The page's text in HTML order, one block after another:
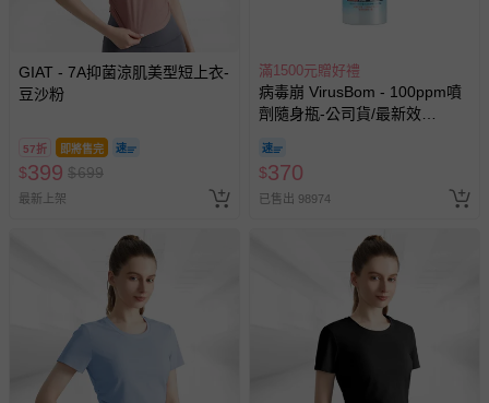
GIAT - 7A抑菌涼肌美型短上衣-
豆沙粉
57折 即將售完
$399 $699
最新上架
滿1500元贈好禮
病毒崩 VirusBom - 100ppm噴
劑隨身瓶-公司貨/最新效
$370
已售出 98974